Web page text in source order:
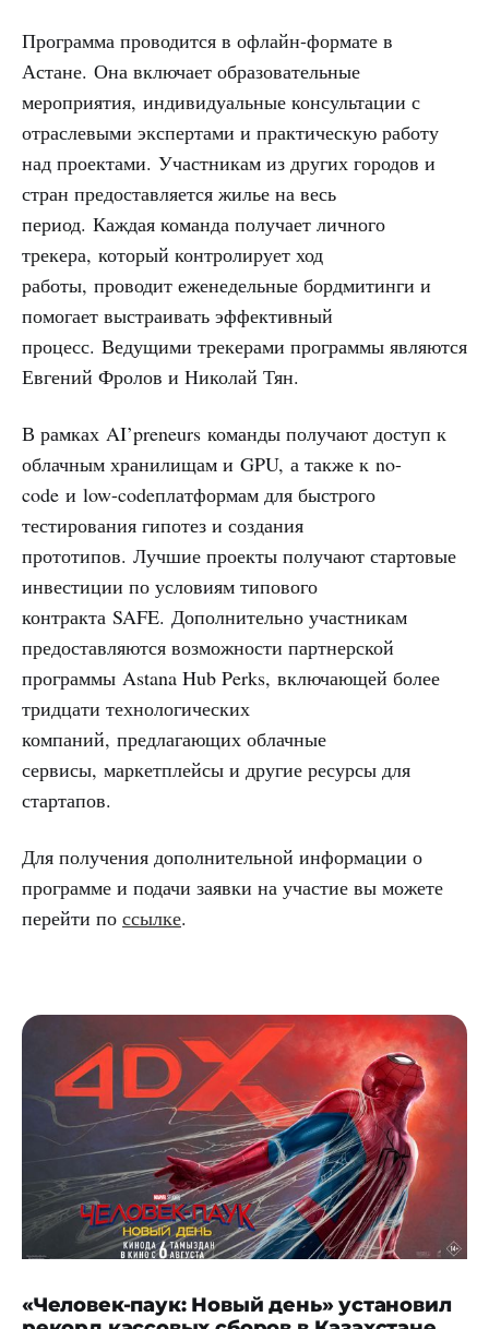
Программа проводится в офлайн-формате в
Астане. Она включает образовательные
мероприятия, индивидуальные консультации с
отраслевыми экспертами и практическую работу
над проектами. Участникам из других городов и
стран предоставляется жилье на весь
период. Каждая команда получает личного
трекера, который контролирует ход
работы, проводит еженедельные бордмитинги и
помогает выстраивать эффективный
процесс. Ведущими трекерами программы являются
Евгений Фролов и Николай Тян.
В рамках AI’preneurs команды получают доступ к
облачным хранилищам и GPU, а также к no-
code и low-codeплатформам для быстрого
тестирования гипотез и создания
прототипов. Лучшие проекты получают стартовые
инвестиции по условиям типового
контракта SAFE. Дополнительно участникам
предоставляются возможности партнерской
программы Astana Hub Perks, включающей более
тридцати технологических
компаний, предлагающих облачные
сервисы, маркетплейсы и другие ресурсы для
стартапов.
Для получения дополнительной информации о
программе и подачи заявки на участие вы можете
перейти по ссылке.
«Человек-паук: Новый день» установил